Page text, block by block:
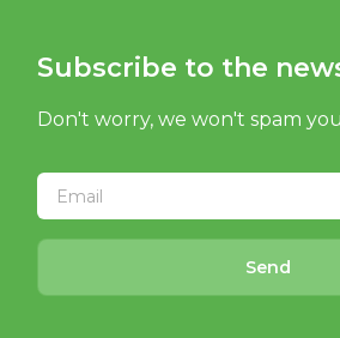
Subscribe to the
Don't worry, we won't spam
Send